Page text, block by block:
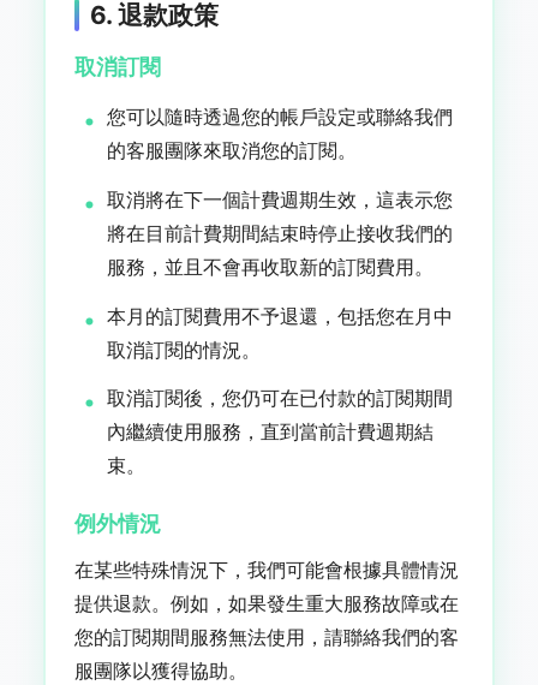
6. 退款政策
取消訂閱
您可以隨時透過您的帳戶設定或聯絡我們
的客服團隊來取消您的訂閱。
取消將在下一個計費週期生效，這表示您
將在目前計費期間結束時停止接收我們的
服務，並且不會再收取新的訂閱費用。
本月的訂閱費用不予退還，包括您在月中
取消訂閱的情況。
取消訂閱後，您仍可在已付款的訂閱期間
內繼續使用服務，直到當前計費週期結
束。
例外情況
在某些特殊情況下，我們可能會根據具體情況
提供退款。例如，如果發生重大服務故障或在
您的訂閱期間服務無法使用，請聯絡我們的客
服團隊以獲得協助。